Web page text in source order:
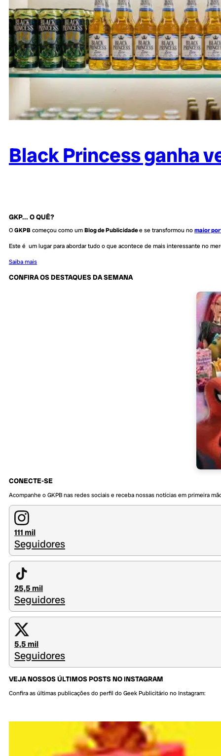
Black Princess ganha
GKP... O QUÊ?
OGKPBcomeçou como umBlog de Publicidadee se transformou nomaior
Este é um lugar para abordar tudo o que acontece de mais interessante no
Saiba mais
CONFIRA OS DESTAQUES DA SEMANA
CONECTE-SE
Acompanhe o GKPB nas redes sociais e receba nossas notícias em primeira
111 mil
Seguidores
25,5 mil
Seguidores
5,5 mil
Seguidores
VEJA NOSSOS ÚLTIMOS POSTS NO INSTAGRAM
Confira as últimas publicações do perfil do Geek Publicitário no Instagram: